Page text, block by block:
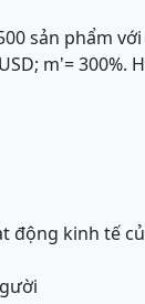
sản phẩm với
m’= 300%.
động kinh tế